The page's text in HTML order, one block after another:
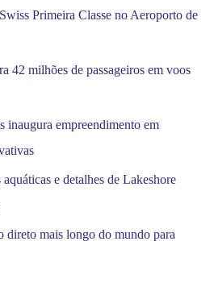
Primeira Classe no Aeroporto de
42 milhões de passageiros em voos
inaugura empreendimento em
e detalhes de Lakeshore
direto mais longo do mundo para